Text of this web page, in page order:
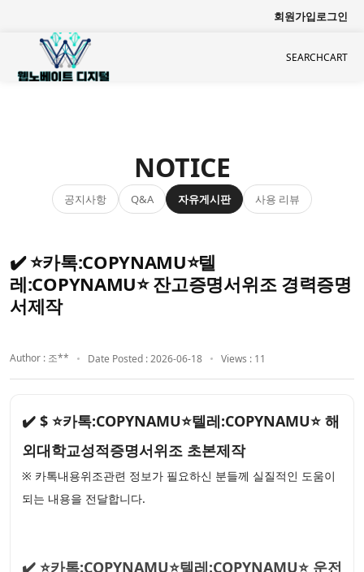
회원가입로그인
SEARCHCART
NOTICE
공지사항 Q&A 자유게시판 사용 리뷰
✔️ ⭐카톡:COPYNAMU⭐텔
레:COPYNAMU⭐ 잔고증명서위조 경력증명
서제작
Author : 조** Date Posted : 2026-06-18 Views : 11
✔️ $ ⭐카톡:COPYNAMU⭐텔레:COPYNAMU⭐ 해
외대학교성적증명서위조 초본제작
※ 카톡내용위조관련 정보가 필요하신 분들께 실질적인 도움이
되는 내용을 전달합니다.
✔️ ⭐카톡:COPYNAMU⭐텔레:COPYNAMU⭐ 운전